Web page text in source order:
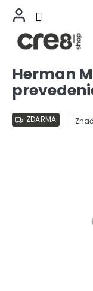
obsah
Herman
ZDARMA